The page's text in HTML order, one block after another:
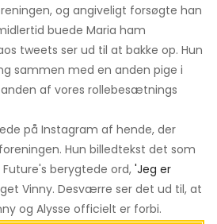
og angiveligt forsøgte han
buede Maria ham
tweets ser ud til at bakke op. Hun
sammen med en anden pige i
af ​​vores rollebesætnings
på Instagram af hende, der
Hun billedtekst det som
berygtede ord, 'Jeg er
Vinny. Desværre ser det ud til, at
og Alysse officielt er forbi.